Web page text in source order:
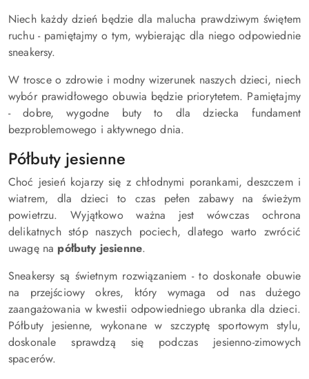
Niech każdy dzień będzie dla malucha prawdziwym świętem
ruchu - pamiętajmy o tym, wybierając dla niego odpowiednie
sneakersy.
W trosce o zdrowie i modny wizerunek naszych dzieci, niech
wybór prawidłowego obuwia będzie priorytetem. Pamiętajmy
- dobre, wygodne buty to dla dziecka fundament
bezproblemowego i aktywnego dnia.
Półbuty jesienne
Choć jesień kojarzy się z chłodnymi porankami, deszczem i
wiatrem, dla dzieci to czas pełen zabawy na świeżym
powietrzu. Wyjątkowo ważna jest wówczas ochrona
delikatnych stóp naszych pociech, dlatego warto zwrócić
uwagę na półbuty jesienne.
Sneakersy są świetnym rozwiązaniem - to doskonałe obuwie
na przejściowy okres, który wymaga od nas dużego
zaangażowania w kwestii odpowiedniego ubranka dla dzieci.
Półbuty jesienne, wykonane w szczyptę sportowym stylu,
doskonale sprawdzą się podczas jesienno-zimowych
spacerów.